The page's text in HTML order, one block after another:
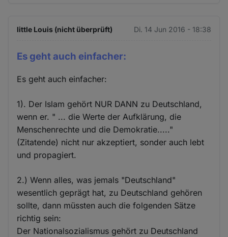
little Louis (nicht überprüft) Di. 14 Jun 2016 - 18:38
Es geht auch einfacher:
Es geht auch einfacher:
1). Der Islam gehört NUR DANN zu Deutschland,
wenn er. " ... die Werte der Aufklärung, die
Menschenrechte und die Demokratie....."
(Zitatende) nicht nur akzeptiert, sonder auch lebt
und propagiert.
2.) Wenn alles, was jemals "Deutschland"
wesentlich geprägt hat, zu Deutschland gehören
sollte, dann müssten auch die folgenden Sätze
richtig sein:
Der Nationalsozialismus gehört zu Deutschland